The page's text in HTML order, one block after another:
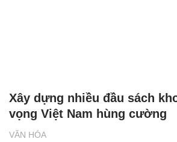
VĂN HÓA
Xây dựng nhiều đầu sách
vọng Việt Nam hùng cường